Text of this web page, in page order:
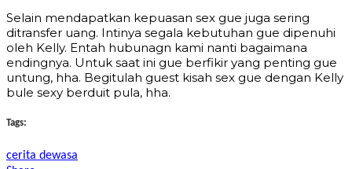
Selain mendapatkan kepuasan sex gue juga sering
ditransfer uang. Intinya segala kebutuhan gue dipenuhi
oleh Kelly. Entah hubunagn kami nanti bagaimana
endingnya. Untuk saat ini gue berfikir yang penting gue
untung, hha. Begitulah guest kisah sex gue dengan Kelly
bule sexy berduit pula, hha.
Tags:
cerita dewasa